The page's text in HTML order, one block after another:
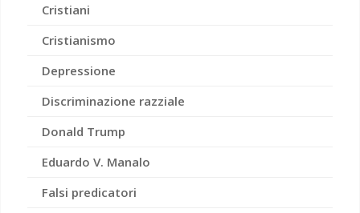
Cristiani
Cristianismo
Depressione
Discriminazione razziale
Donald Trump
Eduardo V. Manalo
Falsi predicatori